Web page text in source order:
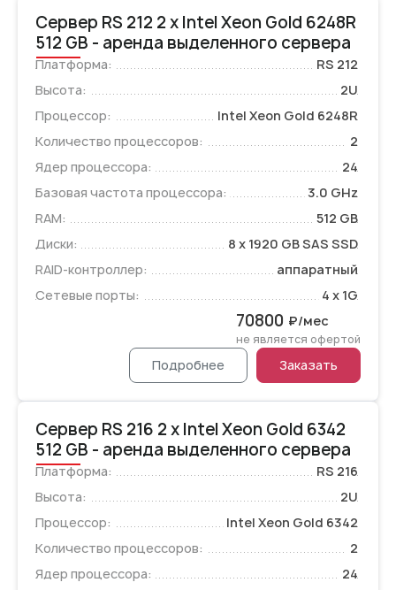
Сервер RS 212 2 x Intel Xeon Gold 6248R
512 GB - аренда выделенного сервера
Платформа:
RS 212
Высота:
2U
Процессор:
Intel Xeon Gold 6248R
Количество процессоров:
2
Ядер процессора:
24
Базовая частота процессора:
3.0 GHz
RAM:
512 GB
Диски:
8 x 1920 GB SAS SSD
RAID-контроллер:
аппаратный
Сетевые порты:
4 x 1G
70800 ₽/мес
не является офертой
Подробнее Заказать
Сервер RS 216 2 x Intel Xeon Gold 6342
512 GB - аренда выделенного сервера
Платформа:
RS 216
Высота:
2U
Процессор:
Intel Xeon Gold 6342
Количество процессоров:
2
Ядер процессора:
24